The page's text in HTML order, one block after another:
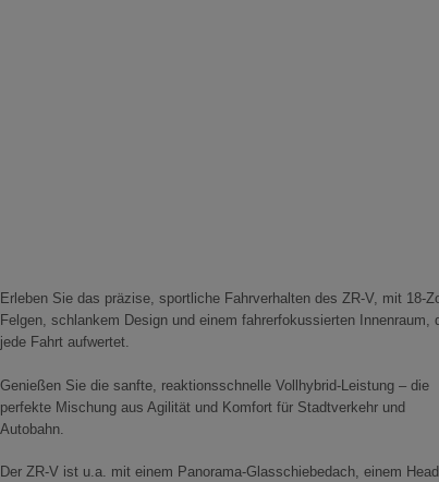
Erleben Sie das präzise, sportliche Fahrverhalten des ZR-V, mit 18-
Felgen, schlankem Design und einem fahrerfokussierten Innenraum,
jede Fahrt aufwertet.
Genießen Sie die sanfte, reaktionsschnelle Vollhybrid-Leistung – die
perfekte Mischung aus Agilität und Komfort für Stadtverkehr und
Autobahn.
Der ZR-V ist u.a. mit einem Panorama-Glasschiebedach, einem